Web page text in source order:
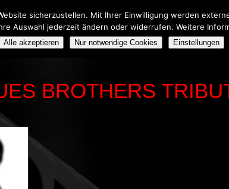
SHOW
BROTHERS
sicherzustellen. Mit Ihrer Einwilligung werden
Auswahl jederzeit ändern oder widerrufen. Weitere
Alle akzeptieren Nur notwendige Cookies Einstellungen